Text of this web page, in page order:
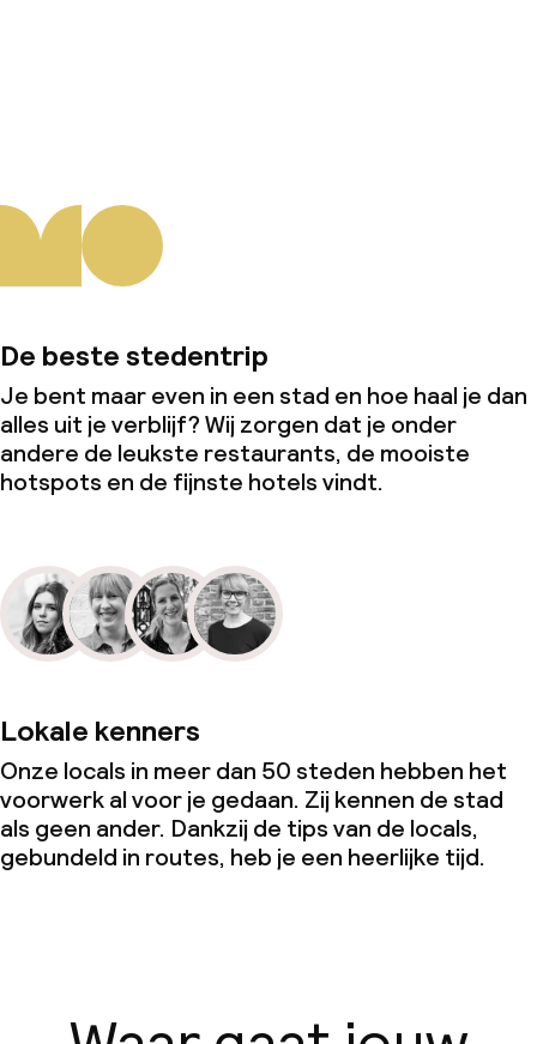
De beste stedentrip
Je bent maar even in een stad en hoe haal je dan
alles uit je verblijf? Wij zorgen dat je onder
andere de leukste restaurants, de mooiste
hotspots en de fijnste hotels vindt.
Lokale kenners
Onze locals in meer dan 50 steden hebben het
voorwerk al voor je gedaan. Zij kennen de stad
als geen ander. Dankzij de tips van de locals,
gebundeld in routes, heb je een heerlijke tijd.